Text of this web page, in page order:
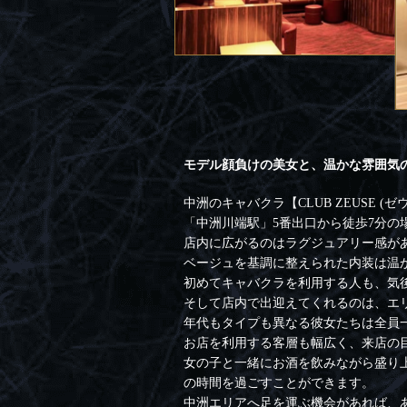
モデル顔負けの美女と、温かな雰囲
中洲のキャバクラ【CLUB ZEUSE (ゼ
「中洲川端駅」5番出口から徒歩7分
店内に広がるのはラグジュアリー感
ベージュを基調に整えられた内装は温
初めてキャバクラを利用する人も、気
そして店内で出迎えてくれるのは、
年代もタイプも異なる彼女たちは全員
お店を利用する客層も幅広く、来店の
女の子と一緒にお酒を飲みながら盛り
の時間を過ごすことができます。
中洲エリアへ足を運ぶ機会があれば、